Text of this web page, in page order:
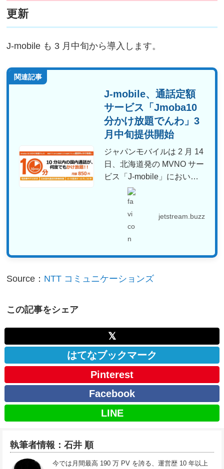
更新
J-mobile も 3 月中旬から導入します。
関連記事
J-mobile、通話定額
サービス「Jmoba10
分かけ放題でんわ」3
月中旬提供開始
ジャパンモバイルは 2 月 14
日、北海道発の MVNO サー
ビス「J-mobile」におい
て、1...
jetstream.buzz
Source： NTT コミュニケーションズ
この記事をシェア
𝕏
はてなブックマーク
Pinterest
Facebook
LINE
執筆者情報：石井 順
今では月間最高 190 万 PV を誇る、運営歴 10 年以上